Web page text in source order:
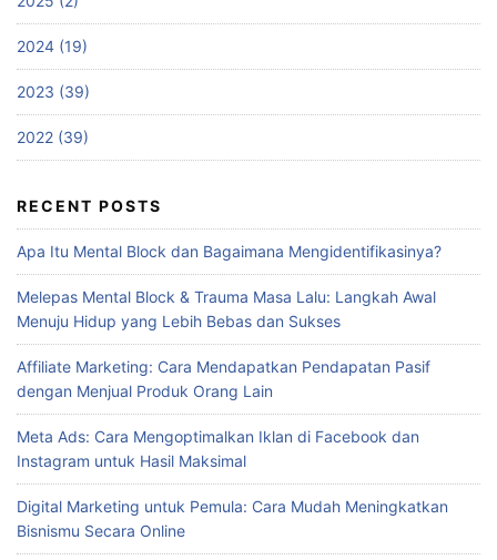
2024 (19)
2023 (39)
2022 (39)
RECENT POSTS
Apa Itu Mental Block dan Bagaimana Mengidentifikasinya?
Melepas Mental Block & Trauma Masa Lalu: Langkah Awal
Menuju Hidup yang Lebih Bebas dan Sukses
Affiliate Marketing: Cara Mendapatkan Pendapatan Pasif
dengan Menjual Produk Orang Lain
Meta Ads: Cara Mengoptimalkan Iklan di Facebook dan
Instagram untuk Hasil Maksimal
Digital Marketing untuk Pemula: Cara Mudah Meningkatkan
Bisnismu Secara Online